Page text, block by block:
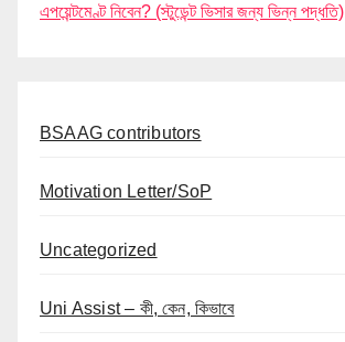
এপয়েন্টমেণ্ট নিবেন? (স্টুডেন্ট ভিসার জন্য ভিন্ন পদ্ধতি)
BSAAG contributors
Motivation Letter/SoP
Uncategorized
Uni Assist – কী, কেন, কিভাবে